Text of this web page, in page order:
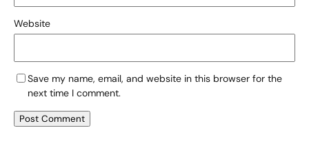
Website
Save my name, email, and website in this browser for the
next time I comment.